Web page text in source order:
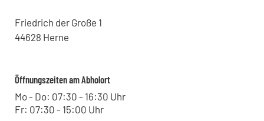
Friedrich der Große 1
44628 Herne
Öffnungszeiten am Abholort
Mo - Do: 07:30 - 16:30 Uhr
Fr: 07:30 - 15:00 Uhr